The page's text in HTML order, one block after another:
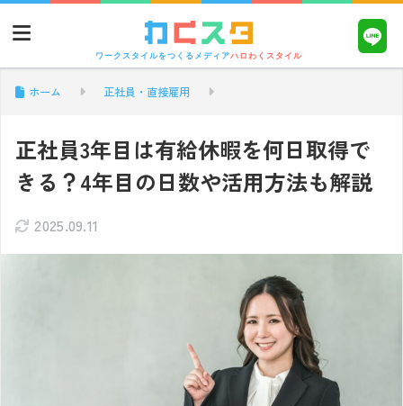
ワークスタイルをつくるメディアハロわくスタイル
ホーム 正社員・直接雇用
正社員3年目は有給休暇を何日取得で
きる？4年目の日数や活用方法も解説
2025.09.11